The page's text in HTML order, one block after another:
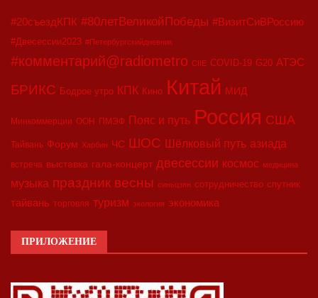
#20съездКПК #80летВеликойПобеды #ВизитСиВРоссию
#Двесессии2023 #Петербургскийдневник
#комментарий@radiometro CIIE COVID-19 G20 АТЭС
БРИКС Бодрое утро КПК Кино Китай МИД
Минкоммерции ООН ПМЭФ Пояс и путь Россия США
Тайвань Форум Харбин ЧС ШОС Шёлковый путь азиада
встреча выставка гала-концерт двесессии космос медицина
музыка праздник весны синьцзян сотрудничество спутник
тайвань торговля туризм экология экономика
ПРИЛОЖЕНИЕ